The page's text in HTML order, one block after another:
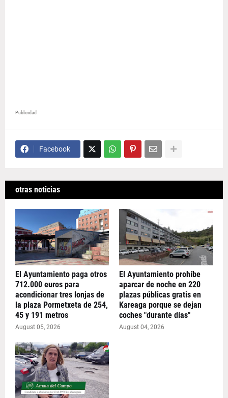
Publicidad
Facebook
otras noticias
El Ayuntamiento paga otros
712.000 euros para
acondicionar tres lonjas de
la plaza Pormetxeta de 254,
45 y 191 metros
August 05, 2026
El Ayuntamiento prohíbe
aparcar de noche en 220
plazas públicas gratis en
Kareaga porque se dejan
coches "durante días"
August 04, 2026